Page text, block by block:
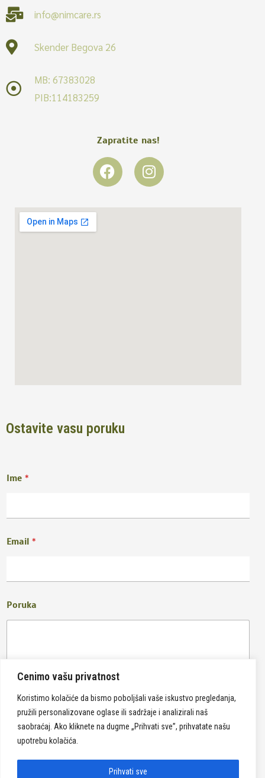
Cenimo vašu privatnost
Koristimo kolačiće da bismo poboljšali vaše iskustvo pregledanja,
pružili personalizovane oglase ili sadržaje i analizirali naš
saobraćaj. Ako kliknete na dugme „Prihvati sve”, prihvatate našu
upotrebu kolačića.
Prihvati sve
info@nimcare.rs
Skender Begova 26
MB: 67383028
PIB:114183259
Zapratite nas!
F
a
I
n
Ostavite vasu poruku
Ime *
Email *
Poruka
Pošalji